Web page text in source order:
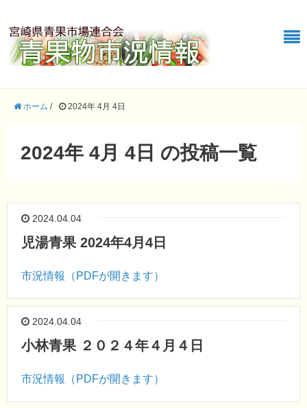
ホーム / 2024年 4月 4日
2024年 4月 4日 の投稿一覧
2024.04.04
児湯青果 2024年4月4日
市況情報（PDFが開きます）
2024.04.04
小林青果 ２０２４年４月４日
市況情報（PDFが開きます）